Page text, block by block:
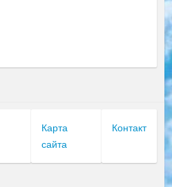
Карта
сайта
Контакт